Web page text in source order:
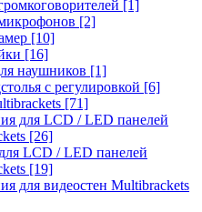
[1]
[2]
[10]
[16]
наушников [1]
с регулировкой [6]
[71]
для LCD / LED панелей
[26]
LCD / LED панелей
[19]
для видеостен Multibrackets